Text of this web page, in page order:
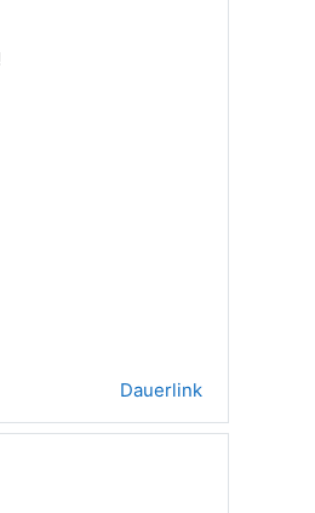
Dauerlink